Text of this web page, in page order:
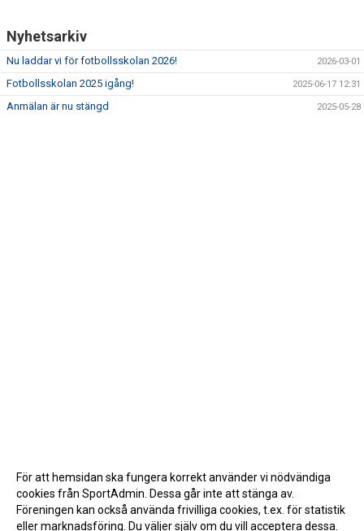
Nyhetsarkiv
Nu laddar vi för fotbollsskolan 2026! 2026-03-01
Fotbollsskolan 2025 igång! 2025-06-17 12:31
Anmälan är nu stängd 2025-05-28
För att hemsidan ska fungera korrekt använder vi nödvändiga
cookies från SportAdmin. Dessa går inte att stänga av.
Föreningen kan också använda frivilliga cookies, t.ex. för statistik
eller marknadsföring. Du väljer själv om du vill acceptera dessa.